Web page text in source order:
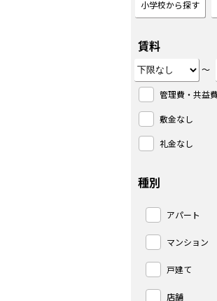
小学校から探す
賃料
～
管理費・共益
敷金なし
礼金なし
種別
アパート
マンション
戸建て
店舗